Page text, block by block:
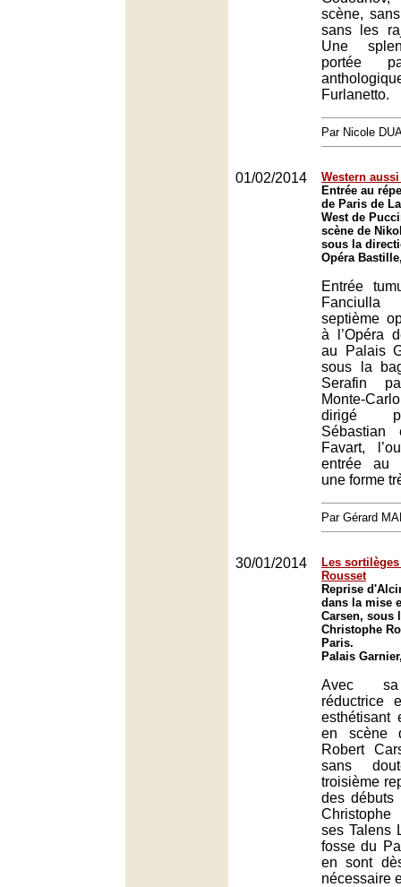
scène,
sans les
Une
portée
Furlanetto.
Par Nicole
01/02/2014
Western
Entrée au
de Paris de
West de
scène de
sous la
Opéra
Entrée
septième
à l’Opéra
au Palais
sous la
Serafin
Monte-
dirigé
Favart,
entrée au
une forme
Par Gérard
30/01/2014
Les
Rousset
Reprise
dans la mise
Carsen, sous
Christophe
Paris.
Palais
Avec sa
réductrice
esthétisant
en scène
Robert
sans
troisième
des débuts
ses Talens
fosse du
en sont
nécessaire